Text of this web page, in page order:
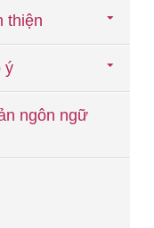
thiện
ý
ngôn ngữ